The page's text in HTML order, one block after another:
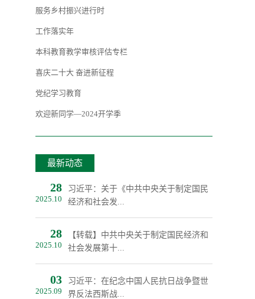
服务乡村振兴进行时
工作落实年
本科教育教学审核评估专栏
喜庆二十大 奋进新征程
党纪学习教育
欢迎新同学—2024开学季
最新动态
28
2025.10
习近平：关于《中共中央关于制定国民
经济和社会发...
28
2025.10
【转载】中共中央关于制定国民经济和
社会发展第十...
03
2025.09
习近平：在纪念中国人民抗日战争暨世
界反法西斯战...